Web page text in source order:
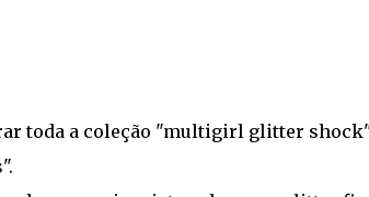
toda a coleção "multigirl glitter